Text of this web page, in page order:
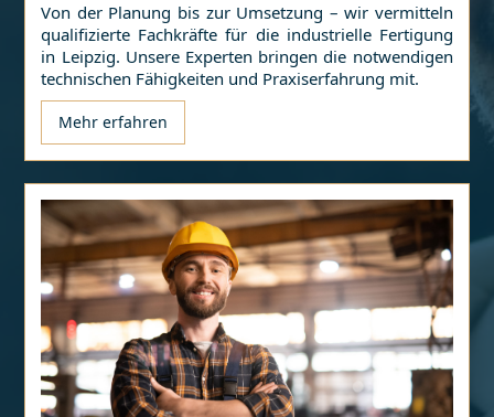
Von der Planung bis zur Umsetzung – wir vermitteln
qualifizierte Fachkräfte für die industrielle Fertigung
in Leipzig. Unsere Experten bringen die notwendigen
technischen Fähigkeiten und Praxiserfahrung mit.
Mehr erfahren